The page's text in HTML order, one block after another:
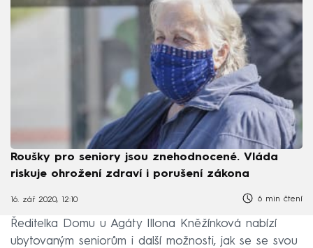
Roušky pro seniory jsou znehodnocené. Vláda
riskuje ohrožení zdraví i porušení zákona
16. zář 2020, 12:10 6 min čtení
Ředitelka Domu u Agáty Illona Kněžínková nabízí
ubytovaným seniorům i další možnosti, jak se se svou